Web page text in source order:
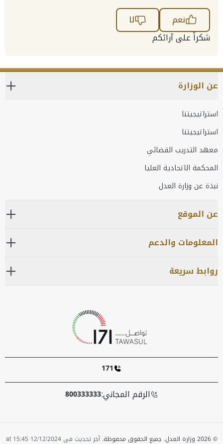
نعم
لا
شكراً على آرائكم
عن الوزارة
استراتيجيتنا
استراتيجيتنا
معهد التدريب القضائي
المحكمة الاتحادية العليا
نبذة عن وزارة العدل
عن الموقع
المعلومات والدعم
روابط سريعة
171
الرقم المجاني:800333333
© 2026 وزارة العدل. جميع الحقوق محفوظة. آخر تحديث فى 12/12/2024 at 15:45